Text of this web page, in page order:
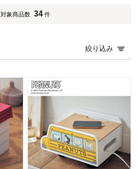
対象商品数 34 件
絞り込み